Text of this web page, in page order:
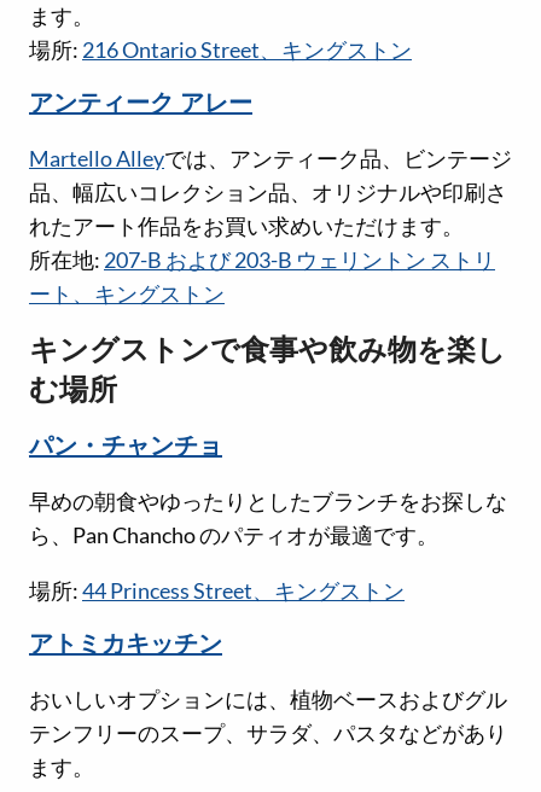
ます。
場所: 216 Ontario Street、キングストン
アンティーク アレー
Martello Alleyでは、アンティーク品、ビンテージ
品、幅広いコレクション品、オリジナルや印刷さ
れたアート作品をお買い求めいただけます。
所在地: 207-B および 203-B ウェリントン ストリ
ート、キングストン
キングストンで食事や飲み物を楽し
む場所
パン・チャンチョ
早めの朝食やゆったりとしたブランチをお探しな
ら、Pan Chancho のパティオが最適です。
場所:44 Princess Street、キングストン
アトミカキッチン
おいしいオプションには、植物ベースおよびグル
テンフリーのスープ、サラダ、パスタなどがあり
ます。